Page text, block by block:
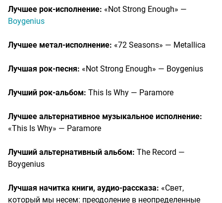
Лучшее рок-исполнение: «Not Strong Enough» —
Boygenius
Лучшее метал-исполнение: «72 Seasons» — Metallica
Лучшая рок-песня: «Not Strong Enough» — Boygenius
Лучший рок-альбом: This Is Why — Paramore
Лучшее альтернативное музыкальное исполнение:
«This Is Why» — Paramore
Лучший альтернативный альбом: The Record —
Boygenius
Лучшая начитка книги, аудио-рассказа: «Свет,
который мы несем: преодоление в неопределенные